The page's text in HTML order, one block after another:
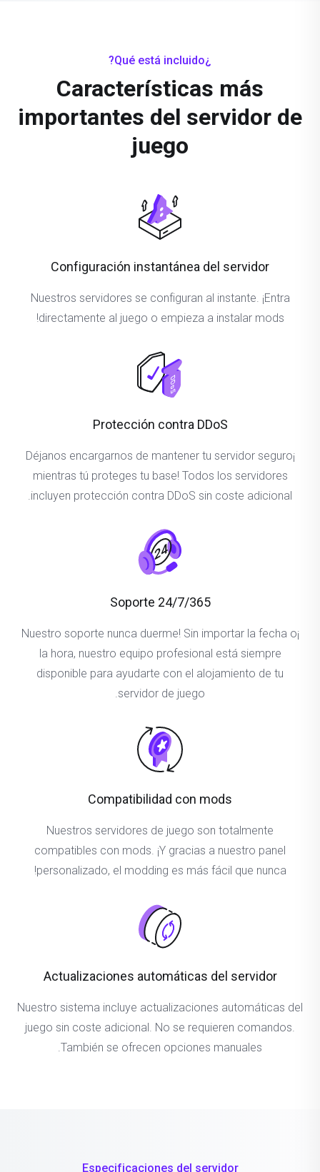
¿Qué está incluido?
Características más
importantes del servidor de
juego
Configuración instantánea del servidor
Nuestros servidores se configuran al instante. ¡Entra
directamente al juego o empieza a instalar mods!
Protección contra DDoS
¡Déjanos encargarnos de mantener tu servidor seguro
mientras tú proteges tu base! Todos los servidores
incluyen protección contra DDoS sin coste adicional.
Soporte 24/7/365
¡Nuestro soporte nunca duerme! Sin importar la fecha o
la hora, nuestro equipo profesional está siempre
disponible para ayudarte con el alojamiento de tu
servidor de juego.
Compatibilidad con mods
Nuestros servidores de juego son totalmente
compatibles con mods. ¡Y gracias a nuestro panel
personalizado, el modding es más fácil que nunca!
Actualizaciones automáticas del servidor
Nuestro sistema incluye actualizaciones automáticas del
juego sin coste adicional. No se requieren comandos.
También se ofrecen opciones manuales.
Especificaciones del servidor